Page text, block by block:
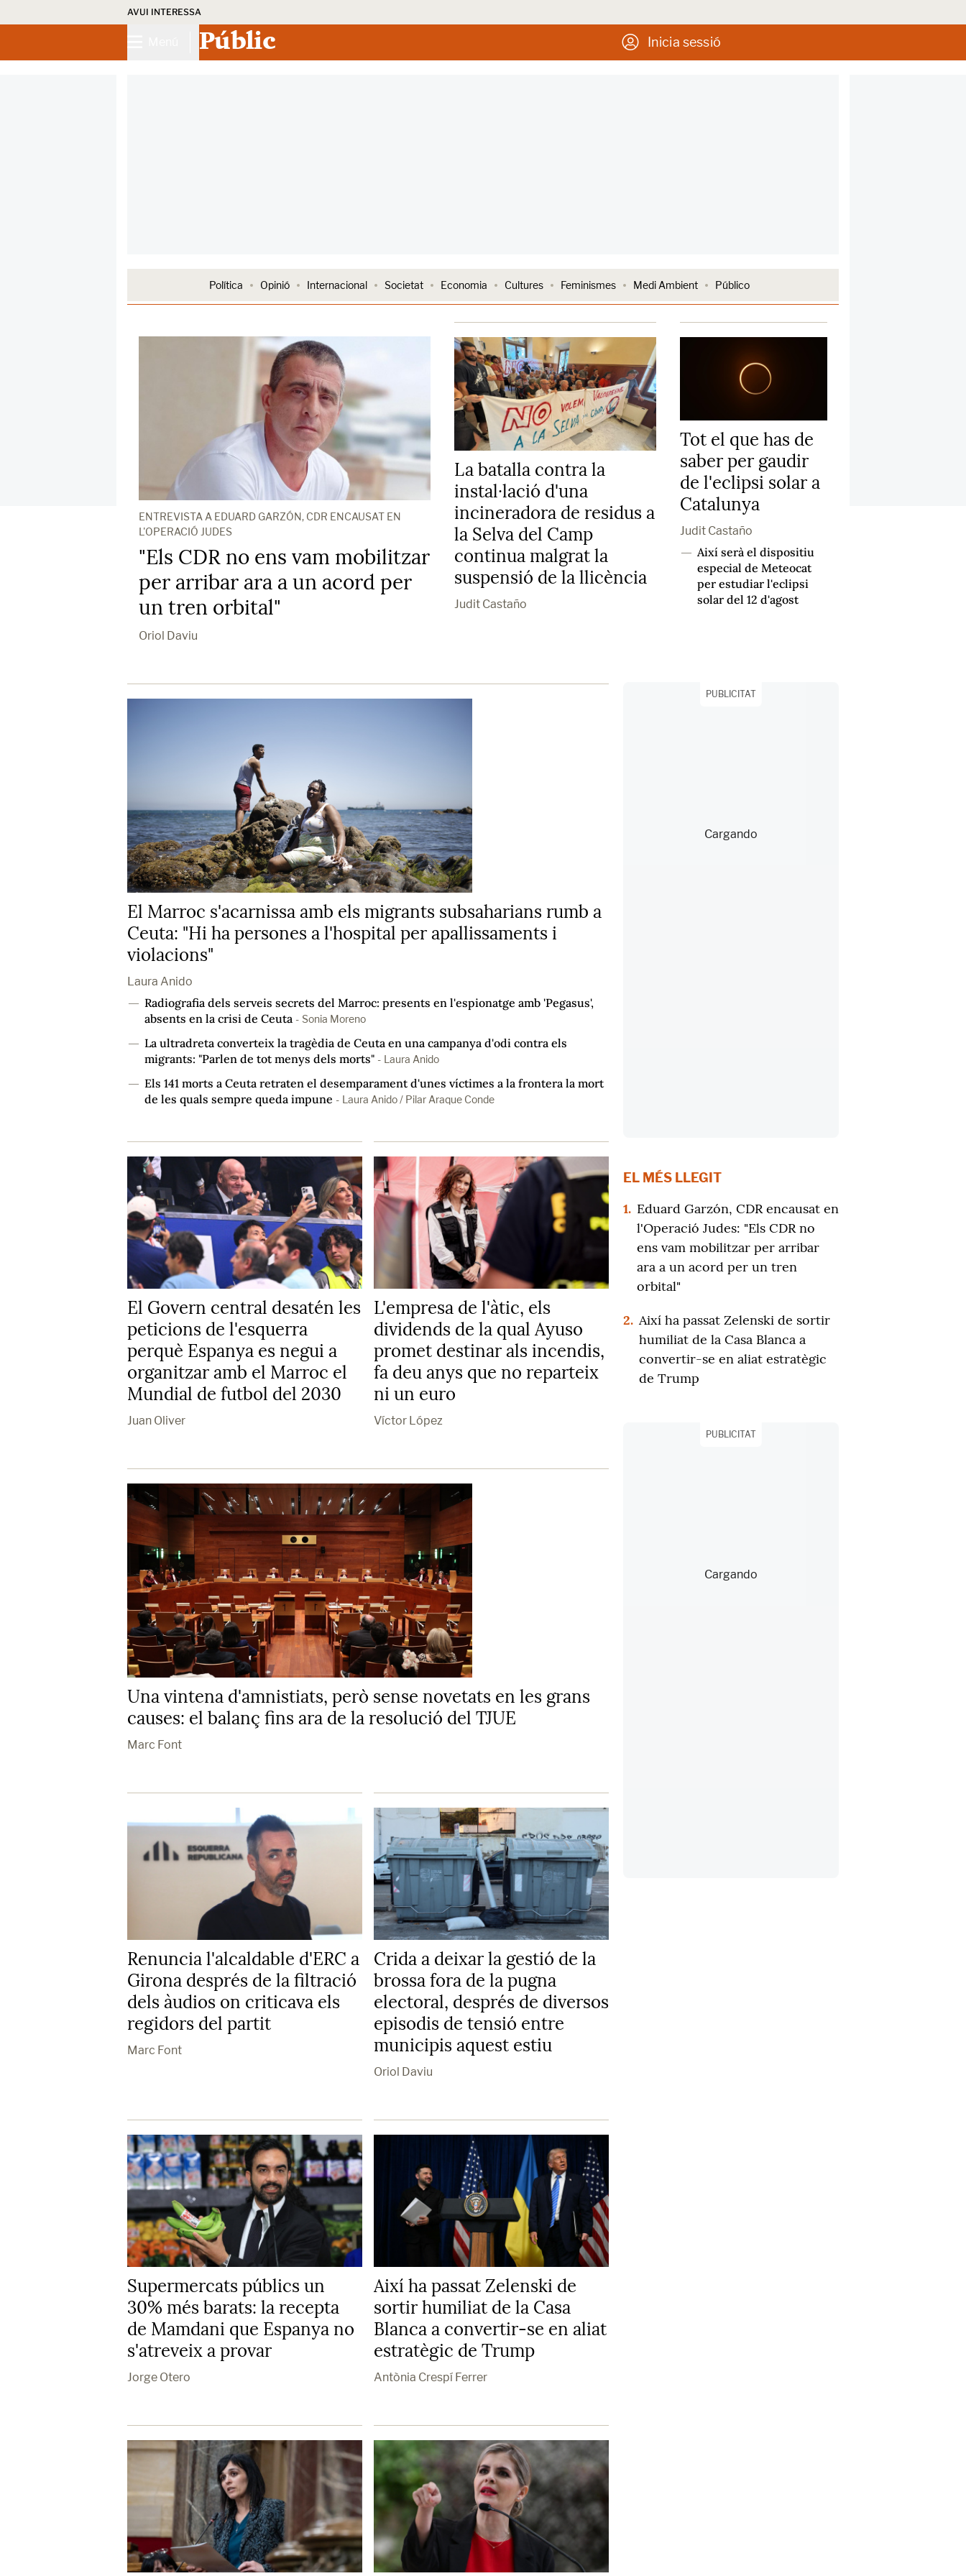
AVUI INTERESSA
Públic Inicia sessió
Política Opinió Internacional Societat Economia Cultures Feminismes Medi Ambient Público
ENTREVISTA A EDUARD GARZÓN, CDR ENCAUSAT EN
L'OPERACIÓ JUDES
"Els CDR no ens vam mobilitzar
per arribar ara a un acord per
un tren orbital"
Oriol Daviu
La batalla contra la
instal·lació d'una
incineradora de residus a
la Selva del Camp
continua malgrat la
suspensió de la llicència
Judit Castaño
Tot el que has de
saber per gaudir
de l'eclipsi solar a
Catalunya
Judit Castaño
― Així serà el dispositiu
especial de Meteocat
per estudiar l'eclipsi
solar del 12 d'agost
El Marroc s'acarnissa amb els migrants subsaharians rumb a
Ceuta: "Hi ha persones a l'hospital per apallissaments i
violacions"
Laura Anido
― Radiografia dels serveis secrets del Marroc: presents en l'espionatge amb 'Pegasus',
absents en la crisi de Ceuta - Sonia Moreno
― La ultradreta converteix la tragèdia de Ceuta en una campanya d'odi contra els
migrants: "Parlen de tot menys dels morts" - Laura Anido
― Els 141 morts a Ceuta retraten el desemparament d'unes víctimes a la frontera la mort
de les quals sempre queda impune - Laura Anido / Pilar Araque Conde
El Govern central desatén les
peticions de l'esquerra
perquè Espanya es negui a
organitzar amb el Marroc el
Mundial de futbol del 2030
Juan Oliver
L'empresa de l'àtic, els
dividends de la qual Ayuso
promet destinar als incendis,
fa deu anys que no reparteix
ni un euro
Víctor López
Una vintena d'amnistiats, però sense novetats en les grans
causes: el balanç fins ara de la resolució del TJUE
Marc Font
Renuncia l'alcaldable d'ERC a
Girona després de la filtració
dels àudios on criticava els
regidors del partit
Marc Font
Crida a deixar la gestió de la
brossa fora de la pugna
electoral, després de diversos
episodis de tensió entre
municipis aquest estiu
Oriol Daviu
Supermercats públics un
30% més barats: la recepta
de Mamdani que Espanya no
s'atreveix a provar
Jorge Otero
Així ha passat Zelenski de
sortir humiliat de la Casa
Blanca a convertir-se en aliat
estratègic de Trump
Antònia Crespí Ferrer
PUBLICITAT
EL MÉS LLEGIT
1. Eduard Garzón, CDR encausat en
l'Operació Judes: "Els CDR no
ens vam mobilitzar per arribar
ara a un acord per un tren
orbital"
2. Així ha passat Zelenski de sortir
humiliat de la Casa Blanca a
convertir-se en aliat estratègic
de Trump
PUBLICITAT